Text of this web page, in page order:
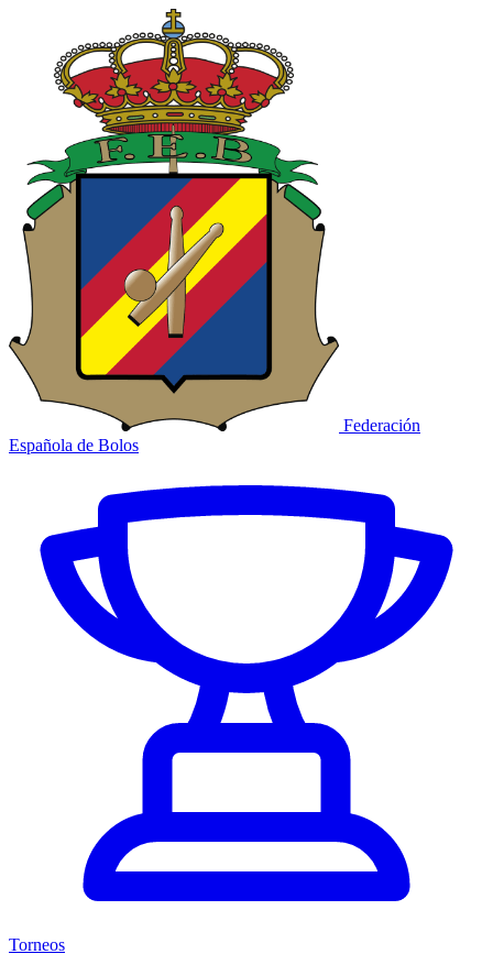
Federación
Española de Bolos
Torneos